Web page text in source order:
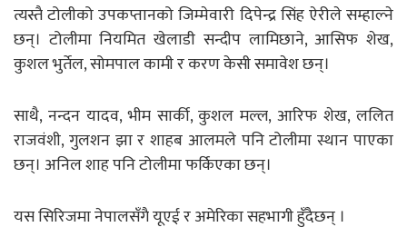
त्यस्तै टोलीको उपकप्तानको जिम्मेवारी दिपेन्द्र सिंह ऐरीले सम्हाल्ने
छन्। टोलीमा नियमित खेलाडी सन्दीप लामिछाने, आसिफ शेख,
कुशल भुर्तेल, सोमपाल कामी र करण केसी समावेश छन्।
साथै, नन्दन यादव, भीम सार्की, कुशल मल्ल, आरिफ शेख, ललित
राजवंशी, गुलशन झा र शाहब आलमले पनि टोलीमा स्थान पाएका
छन्। अनिल शाह पनि टोलीमा फर्किएका छन्।
यस सिरिजमा नेपालसँगै यूएई र अमेरिका सहभागी हुँदैछन् ।